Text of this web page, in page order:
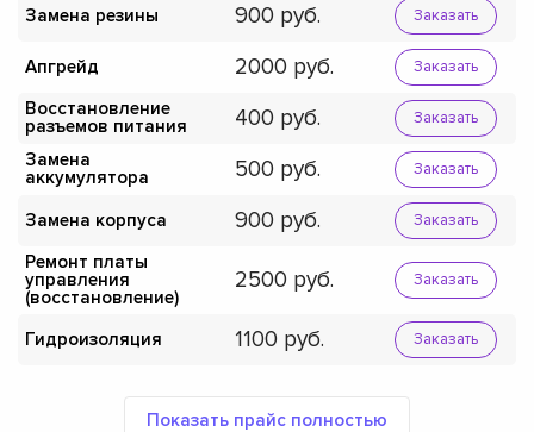
Замена резины 900 Заказать
Апгрейд 2000 Заказать
Восстановление
разъемов питания
400 Заказать
Замена
аккумулятора
500 Заказать
Замена корпуса 900 Заказать
Ремонт платы
управления
(восстановление)
2500 Заказать
Гидроизоляция 1100 Заказать
Показать прайс полностью